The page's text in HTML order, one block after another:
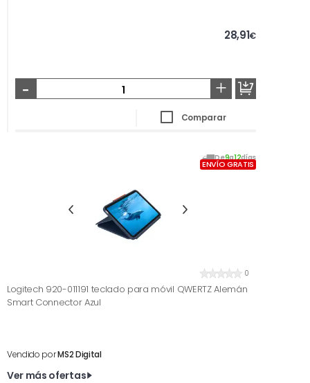
28,91€
- +
Comparar
De9a12días
ENVÍO GRATIS
0
Logitech 920-011191 teclado para móvil QWERTZ Alemán
Smart Connector Azul
Vendido porMS2 Digital
Ver más ofertas